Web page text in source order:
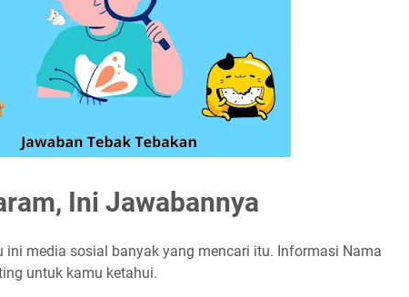
Ini Jawabannya
ini media sosial banyak yang mencari itu. Informasi Nama
untuk kamu ketahui.